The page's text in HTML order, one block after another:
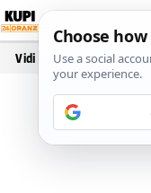
Vidi još…